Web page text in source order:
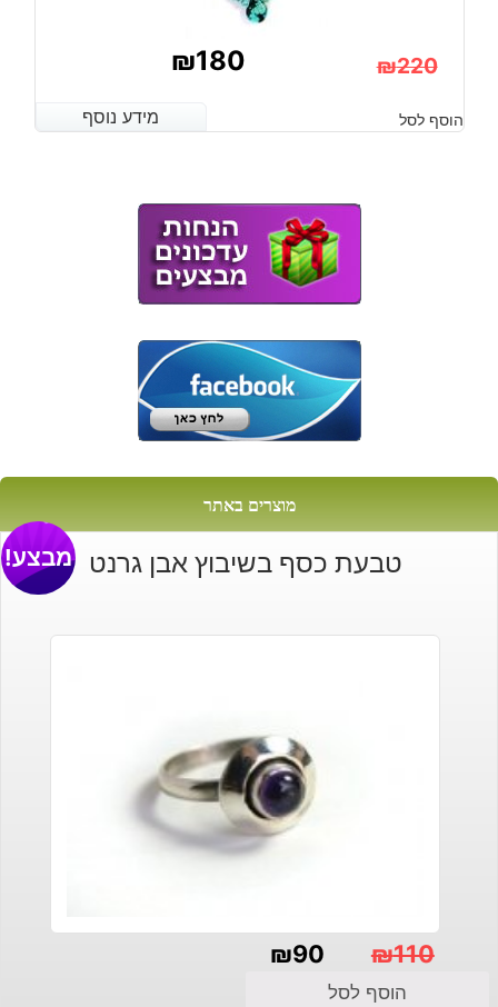
₪220
המקורי
₪180
הנוכחי
מידע נוסף הוסף לסל מידע נוסף
מוצרים באתר
טבעת כסף בשיבוץ אבן גרנט מבצע!
₪110
₪90
הוסף לסל